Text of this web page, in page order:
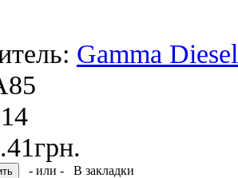
Gamma Diesel
14
- или -
В закладки